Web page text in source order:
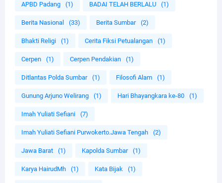
APBD Padang (1) BADAI TELAH BERLALU (1)
Berita Nasional (33) Berita Sumbar (2)
Bhakti Religi (1) Cerita Fiksi Petualangan (1)
Cerpen (1) Cerpen Pendakian (1)
Ditlantas Polda Sumbar (1) Filosofi Alam (1)
Gunung Arjuno Welirang (1) Hari Bhayangkara ke-80 (1)
Imah Yuliati Sefiani (7)
Imah Yuliati Sefiani Purwokerto.Jawa Tengah (2)
Jawa Barat (1) Kapolda Sumbar (1)
Karya HairudMh (1) Kata Bijak (1)